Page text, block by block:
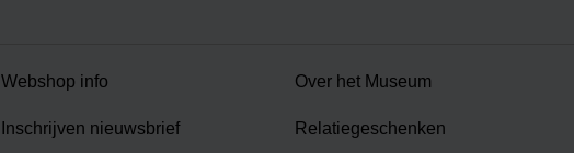
Webshop info
Inschrijven nieuwsbrief
Over het Museum
Relatiegeschenken